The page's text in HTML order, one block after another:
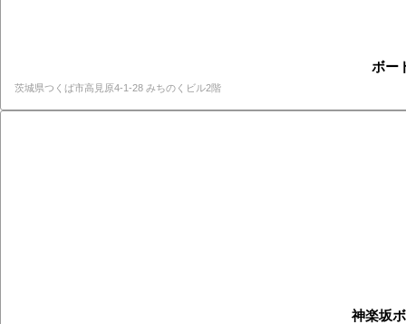
ボー
茨城県つくば市高見原4-1-28 みちのくビル2階
神楽坂